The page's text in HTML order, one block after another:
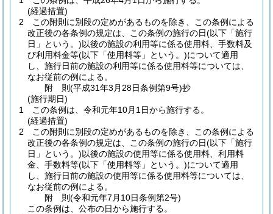
(経過措置)
2
この附則に別段の定めがあるものを除き、この条例による
改正後の各条例の規定は、この条例の施行の日(以下「施行
日」という。)以後の施設の利用等に係る使用料、手数料及
び利用料金等(以下「使用料等」という。)について適用
し、施行日前の施設の利用等に係る使用料等については、
なお従前の例による。
附 則(平成31年3月28日条例第9号)抄
(施行期日)
1
この条例は、令和元年10月1日から施行する。
(経過措置)
2
この附則に別段の定めがあるものを除き、この条例による
改正後の各条例の規定は、この条例の施行の日(以下「施行
日」という。)以後の施設の使用等に係る使用料、利用料
金、手数料等(以下「使用料等」という。)について適用
し、施行日前の施設の使用等に係る使用料等については、
なお従前の例による。
附 則(令和元年7月10日条例第2号)
この条例は、公布の日から施行する。